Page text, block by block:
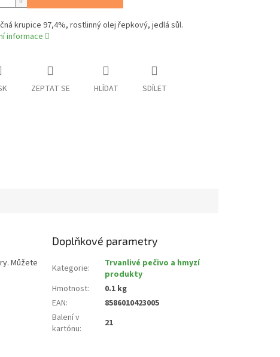
krupice 97,4%, rostlinný olej řepkový, jedlá sůl.
informace
ZEPTAT SE HLÍDAT SDÍLET
Můžete
Doplňkové parametry
Kategorie:
Trvanlivé pečivo a hmyzí
produkty
Hmotnost:
0.1 kg
EAN:
8586010423005
Balení v
kartónu: 21